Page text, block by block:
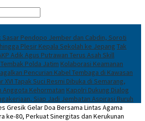
Sasar Pendopo Jember dan Cabdin, Soroti
Plesir Kepala Sekolah ke Jepang Tak
Adik Agus Putrawan Terus Asah Skill
Polda Jatim Kolaborasi Keamanan
Pencurian Kabel Tembaga di Kawasan
XVI Tapak Suci Resmi Dibuka di Semarang,
Anggota Kehormatan Kapolri Dukung Dialog
Siap Jadi Jembatan Aspirasi Buruh
Gresik Gelar Doa Bersama Lintas Agama
ke-80, Perkuat Sinergitas dan Kerukunan